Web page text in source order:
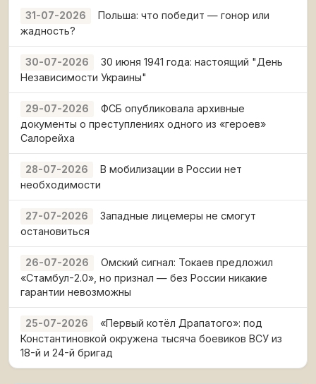
31-07-2026
Польша: что победит — гонор или
жадность?
30-07-2026
30 июня 1941 года: настоящий "День
Независимости Украины"
29-07-2026
ФСБ опубликовала архивные
документы о преступлениях одного из «героев»
Салорейха
28-07-2026
В мобилизации в России нет
необходимости
27-07-2026
Западные лицемеры не смогут
остановиться
26-07-2026
Омский сигнал: Токаев предложил
«Стамбул-2.0», но признал — без России никакие
гарантии невозможны
25-07-2026
«Первый котёл Драпатого»: под
Константиновкой окружена тысяча боевиков ВСУ из
18-й и 24-й бригад